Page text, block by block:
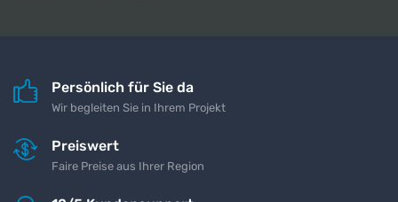
Persönlich für Sie da
Wir begleiten Sie in Ihrem Projekt
Preiswert
Faire Preise aus Ihrer Region